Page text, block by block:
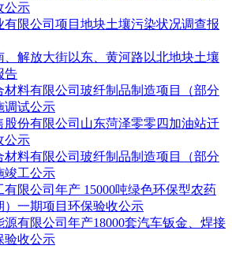
公示
有限公司项目地块土壤污染状况调查报
、解放大街以东、黄河路以北地块土壤
告
材料有限公司玻纤制品制造项目（部分
调试公示
股份有限公司山东菏泽零零四加油站迁
公示
材料有限公司玻纤制品制造项目（部分
竣工公示
有限公司年产 15000吨绿色环保型农药
）一期项目环保验收公示
源有限公司年产18000套汽车钣金、焊接
验收公示